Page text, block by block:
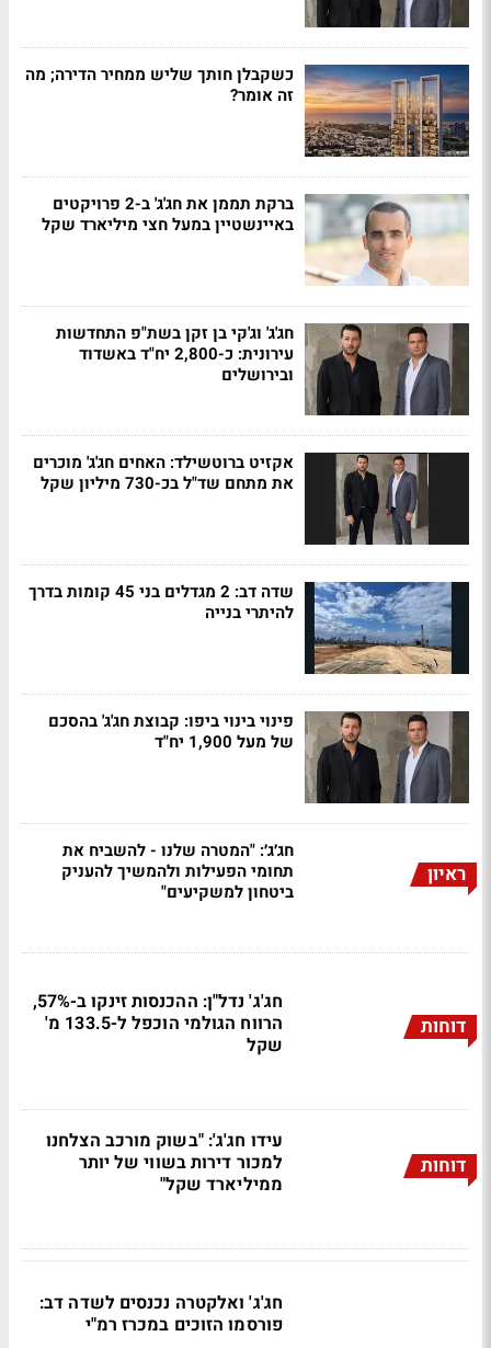
כשקבלן חותך שליש ממחיר הדירה; מה
זה אומר?
ברקת תממן את חג'ג' ב-2 פרויקטים
באיינשטיין במעל חצי מיליארד שקל
חג'ג' וג'קי בן זקן בשת"פ התחדשות
עירונית: כ-2,800 יח"ד באשדוד
ובירושלים
אקזיט ברוטשילד: האחים חג'ג' מוכרים
את מתחם שד"ל בכ-730 מיליון שקל
שדה דב: 2 מגדלים בני 45 קומות בדרך
להיתרי בנייה
פינוי בינוי ביפו: קבוצת חג'ג' בהסכם
של מעל 1,900 יח"ד
ראיון
חג׳ג׳: "המטרה שלנו - להשביח את
תחומי הפעילות ולהמשיך להעניק
ביטחון למשקיעים"
דוחות
חג'ג' נדל"ן: ההכנסות זינקו ב-57%,
הרווח הגולמי הוכפל ל-133.5 מ'
שקל
דוחות
עידו חג'ג': "בשוק מורכב הצלחנו
למכור דירות בשווי של יותר
ממיליארד שקל"
חג'ג' ואלקטרה נכנסים לשדה דב:
פורסמו הזוכים במכרז רמ"י